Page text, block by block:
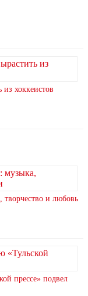
хоккеистов
и любовь
прессе» подвел